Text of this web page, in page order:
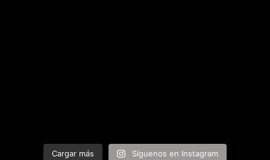
Cargar más Síguenos en Instagram